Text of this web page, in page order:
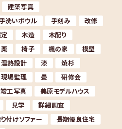
建築写真
洗いボウル 手刻み
改修
木造
木配り
栗 椅子 楓の家
模型
温熱設計 漆
焼杉
現場監理 畳
研修会
竣工写真
美原モデルハウス
見学
詳細調査
付けソファー
長期優良住宅